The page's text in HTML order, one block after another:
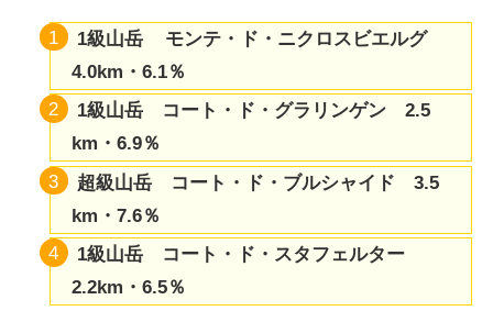
1級山岳 モンテ・ド・ニクロスビエルグ​​
4.0km・6.1％
1級山岳 コート・ド・グラリンゲン 2.5
km・6.9％
超級山岳 コート・ド・ブルシャイド 3.5
km・7.6％
1級山岳 コート・ド・スタフェルター
2.2km・6.5％